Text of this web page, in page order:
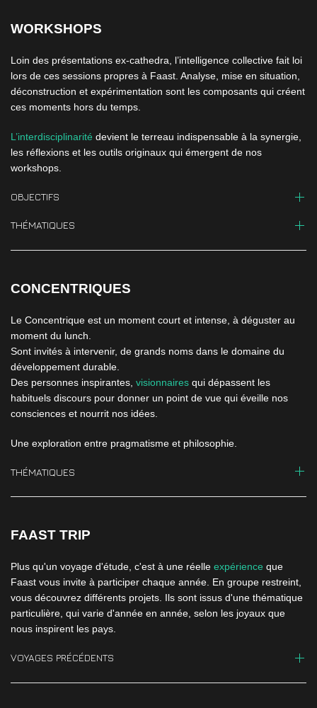
WORKSHOPS
Loin des présentations ex-cathedra, l’intelligence collective fait loi
lors de ces sessions propres à Faast. Analyse, mise en situation,
déconstruction et expérimentation sont les composants qui créent
ces moments hors du temps.
L’interdisciplinarité devient le terreau indispensable à la synergie,
les réflexions et les outils originaux qui émergent de nos
workshops.
OBJECTIFS
THÉMATIQUES
CONCENTRIQUES
Le Concentrique est un moment court et intense, à déguster au
moment du lunch.
Sont invités à intervenir, de grands noms dans le domaine du
développement durable.
Des personnes inspirantes, visionnaires qui dépassent les
habituels discours pour donner un point de vue qui éveille nos
consciences et nourrit nos idées.
Une exploration entre pragmatisme et philosophie.
THÉMATIQUES
FAAST TRIP
Plus qu'un voyage d'étude, c'est à une réelle expérience que
Faast vous invite à participer chaque année. En groupe restreint,
vous découvrez différents projets. Ils sont issus d'une thématique
particulière, qui varie d'année en année, selon les joyaux que
nous inspirent les pays.
VOYAGES PRÉCÉDENTS